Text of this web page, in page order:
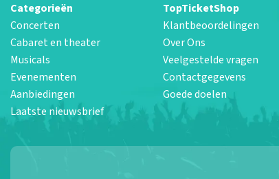
Categorieën
Concerten
Cabaret en theater
Musicals
Evenementen
Aanbiedingen
Laatste nieuwsbrief
TopTicketShop
Klantbeoordelingen
Over Ons
Veelgestelde vragen
Contactgegevens
Goede doelen